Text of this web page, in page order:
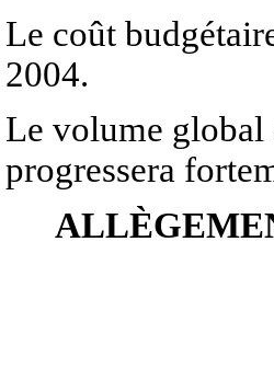
Le coût
2004.
Le volume global
progressera